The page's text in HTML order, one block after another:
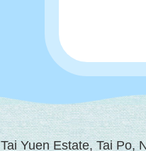
Tai Yuen Estate, Tai Po,